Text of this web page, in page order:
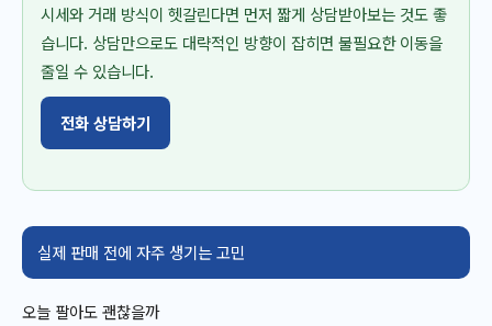
시세와 거래 방식이 헷갈린다면 먼저 짧게 상담받아보는 것도 좋
습니다. 상담만으로도 대략적인 방향이 잡히면 불필요한 이동을
줄일 수 있습니다.
전화 상담하기
실제 판매 전에 자주 생기는 고민
오늘 팔아도 괜찮을까